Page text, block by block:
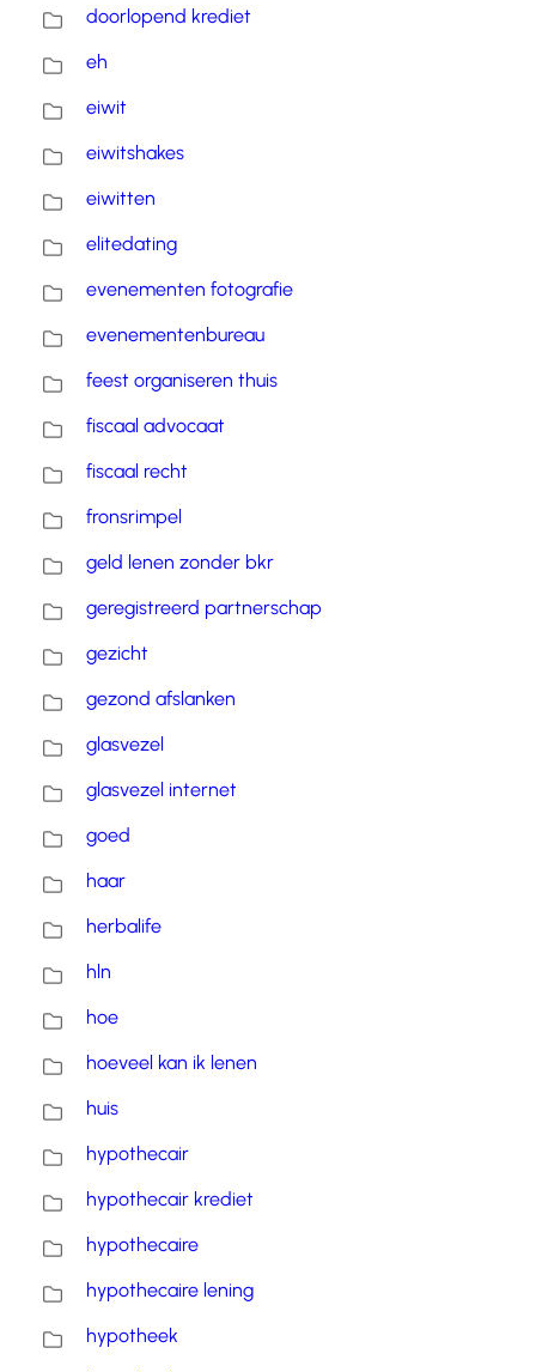
doorlopend krediet
eh
eiwit
eiwitshakes
eiwitten
elitedating
evenementen fotografie
evenementenbureau
feest organiseren thuis
fiscaal advocaat
fiscaal recht
fronsrimpel
geld lenen zonder bkr
geregistreerd partnerschap
gezicht
gezond afslanken
glasvezel
glasvezel internet
goed
haar
herbalife
hln
hoe
hoeveel kan ik lenen
huis
hypothecair
hypothecair krediet
hypothecaire
hypothecaire lening
hypotheek